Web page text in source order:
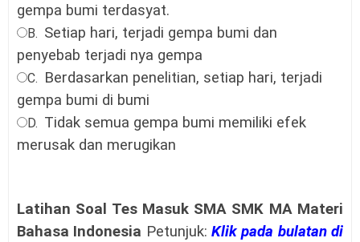
gempa bumi terdasyat.
B. Setiap hari, terjadi gempa bumi dan
penyebab terjadi nya gempa
C. Berdasarkan penelitian, setiap hari, terjadi
gempa bumi di bumi
D. Tidak semua gempa bumi memiliki efek
merusak dan merugikan
Latihan Soal Tes Masuk SMA SMK MA Materi
Bahasa Indonesia Petunjuk:Klik pada bulatan di